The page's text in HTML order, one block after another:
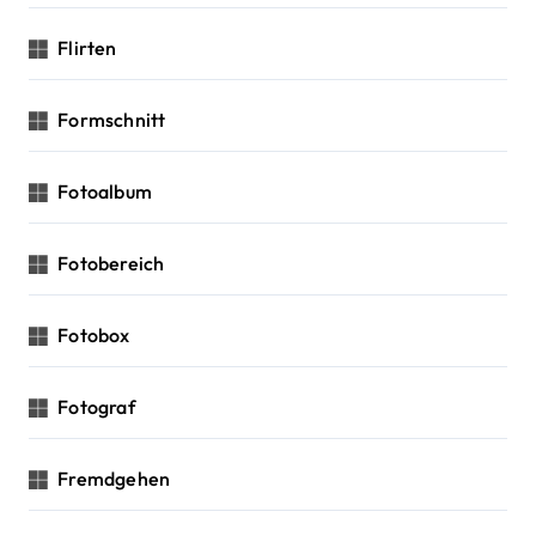
Flirten
Formschnitt
Fotoalbum
Fotobereich
Fotobox
Fotograf
Fremdgehen